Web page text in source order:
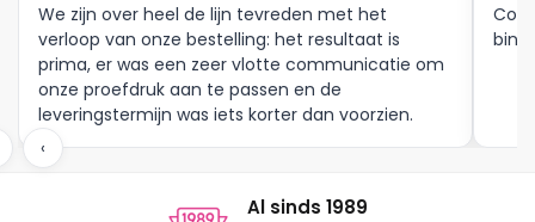
op
de
productpagina
productpagina
We zijn over heel de lijn tevreden met het
verloop van onze bestelling: het resultaat is
prima, er was een zeer vlotte communicatie om
onze proefdruk aan te passen en de
leveringstermijn was iets korter dan voorzien.
Meer moet dat niet zijn.
‹
Al sinds 1989